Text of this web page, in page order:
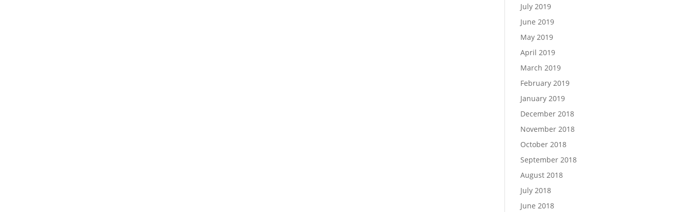
July 2019
June 2019
May 2019
April 2019
March 2019
February 2019
January 2019
December 2018
November 2018
October 2018
September 2018
August 2018
July 2018
June 2018